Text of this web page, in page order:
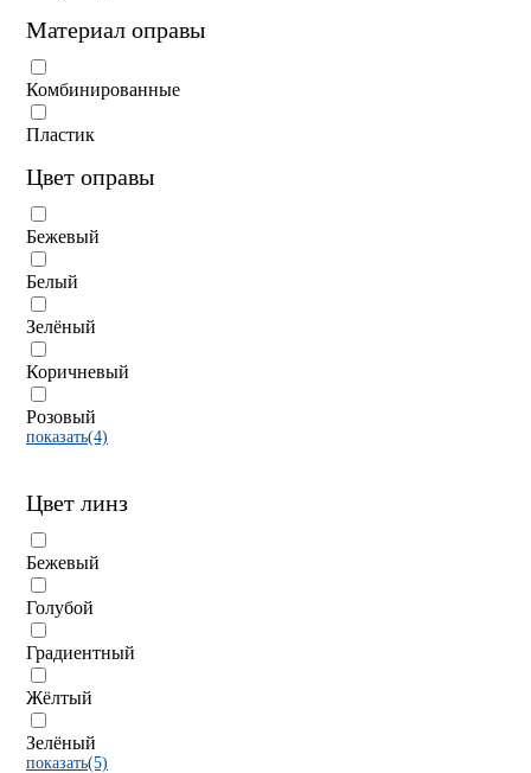
Материал оправы
Комбинированные
Пластик
Цвет оправы
Бежевый
Белый
Зелёный
Коричневый
Розовый
показать(4)
Цвет линз
Бежевый
Голубой
Градиентный
Жёлтый
Зелёный
показать(5)